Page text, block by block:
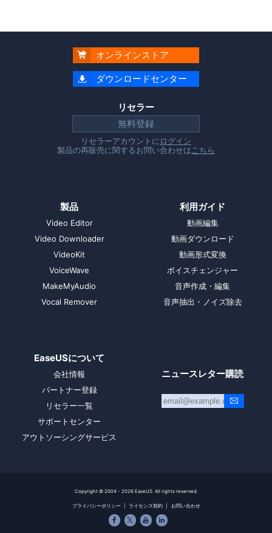
 オンラインストア
 ダウンロードセンター
リセラー
無料登録
リセラーアカウントに ログイン
製品の再販売に関するお問い合わせは こちら
製品
Video Editor
Video Downloader
VideoKit
VoiceWave
MakeMyAudio
Vocal Remover
利用ガイド
動画編集
動画ダウンロード
動画形式変換
ボイスチェンジャー
音声作成・編集
音声抽出・ノイズ除去
EaseUSについて
会社情報
パートナー登録
リセラー一覧
サポートセンター
アウトソーシングサービス
ニュースレター購読
Copyright © 2004 - 2026EaseUS. All rights reserved.
プライバシーポリシー ライセンス契約 お問い合わせ
   